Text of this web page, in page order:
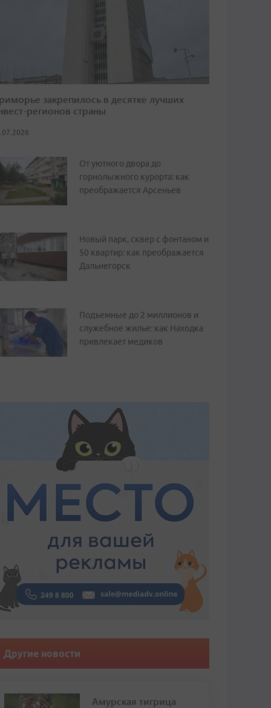
закрепилось в десятке лучших
регионов страны
От уютного двора до
горнолыжного курорта: как
преображается Арсеньев
Новый парк, сквер с фонтаном и
50 квартир: как преображается
Дальнегорск
Подъемные до 2 миллионов и
служебное жилье: как Находка
привлекает медиков
Другие новости
Амурская тигрица